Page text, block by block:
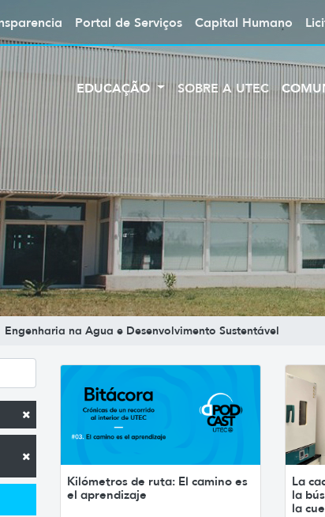
Portal de Serviços Capital Humano
EDUCAÇÃO SOBRE A UTEC
Engenharia na Agua e Desenvolvimento Sustentável
Kilómetros de ruta: El camino es
el aprendizaje
La
la
la